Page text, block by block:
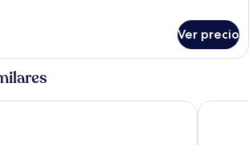
Ver precio
Hotel